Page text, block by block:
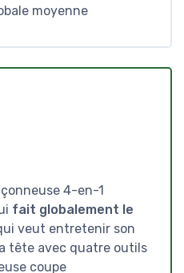
moyenne
4-en-1
fait globalement le
veut entretenir son
tête avec quatre outils
coupe